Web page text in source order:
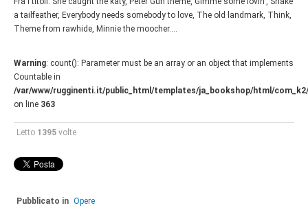
a tailfeather, Everybody needs somebody to love, The old landmark, Think,
Theme from rawhide, Minnie the moocher….
Warning: count(): Parameter must be an array or an object that implements
Countable in
/var/www/rugginenti.it/public_html/templates/ja_bookshop/html/
on line 363
Letto 1395 volte
Pubblicato in Opere